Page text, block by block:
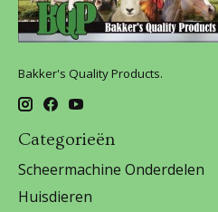
Bakker's Quality Products.
Categorieën
Scheermachine Onderdelen
Huisdieren